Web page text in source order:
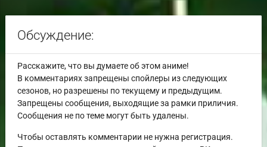
Обсуждение:
Расскажите, что вы думаете об этом аниме!
В комментариях запрещены спойлеры из следующих
сезонов, но разрешены по текущему и предыдущим.
Запрещены сообщения, выходящие за рамки приличия.
Сообщения не по теме могут быть удалены.
Чтобы оставлять комментарии не нужна регистрация.